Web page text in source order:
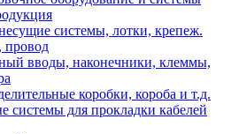
системы, лотки, крепеж.
провод
вводы, наконечники, клеммы,
коробки, короба и т.д.
системы для прокладки кабелей